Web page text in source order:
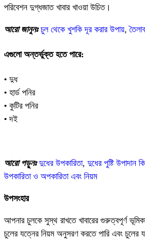
পরিবেশন দুগ্ধজাত খাবার খাওয়া উচিত।
আরো জানুনঃ চুল থেকে খুশকি দূর করার উপায়,
এগুলো অন্তর্ভুক্ত হতে পারে:
• দুধ
• হার্ড পনির
• কুটির পনির
• দই
আরো পড়ুনঃ দুধের উপকারিতা, দুধের পুষ্টি উপাদান
উপকারিতা ও অপকারিতা এবং নিয়ম
উপসংহার
আপনার চুলকে সুস্থ রাখতে খাবারের গুরুত্বপূর্ণ
চুলের যত্নের নিয়ম অনুসরণ করতে পারি এবং চুলের